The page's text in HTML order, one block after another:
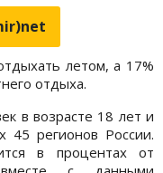
летом, а 17%
отдыха.
в возрасте 18 лет и
45 регионов России.
в процентах от